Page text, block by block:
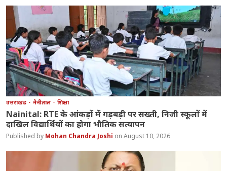
उत्तराखंड नैनीताल शिक्षा
Nainital: RTE के आंकड़ों में गड़बड़ी पर सख्ती, निजी स्कूलों में
दाखिल विद्यार्थियों का होगा भौतिक सत्यापन
Mohan Chandra Joshi August 10, 2026